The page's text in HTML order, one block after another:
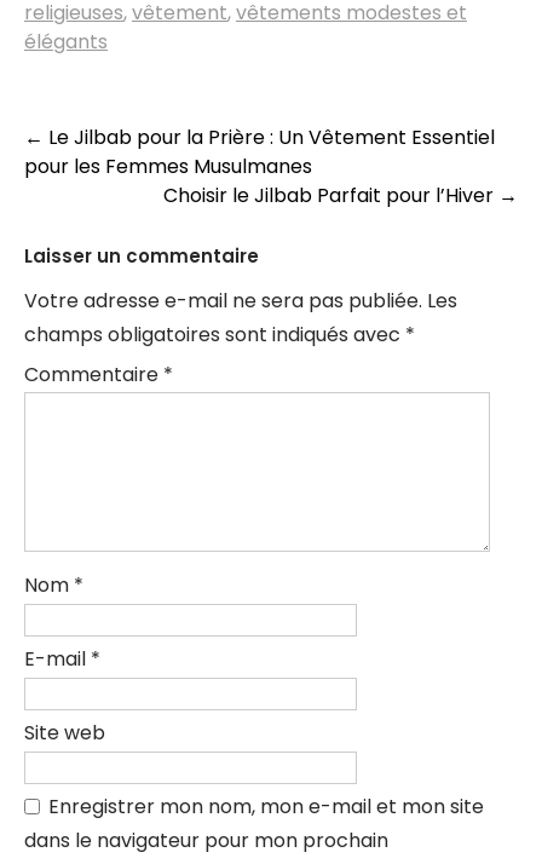
religieuses,vêtement,vêtements modestes et
élégants
Navigation
des
← Le Jilbab pour la Prière : Un Vêtement Essentiel
pour les Femmes Musulmanes
Choisir le Jilbab Parfait pour l’Hiver →
Laisser un commentaire
Votre adresse e-mail ne sera pas publiée. Les
champs obligatoires sont indiqués avec *
Commentaire *
Nom *
E-mail *
Site web
Enregistrer mon nom, mon e-mail et mon site
dans le navigateur pour mon prochain